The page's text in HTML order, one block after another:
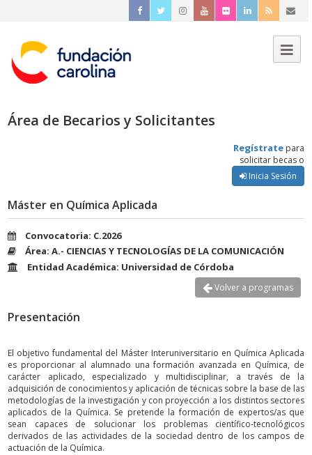
Área de Becarios y Solicitantes
Regístrate para
solicitar becas o
Inicia Sesión
Máster en Química Aplicada
Convocatoria: C.2026
Área: A.- CIENCIAS Y TECNOLOGÍAS DE LA COMUNICACIÓN
Entidad Académica: Universidad de Córdoba
Volver a programas
Presentación
El objetivo fundamental del Máster Interuniversitario en Química Aplicada
es proporcionar al alumnado una formación avanzada en Química, de
carácter aplicado, especializado y multidisciplinar, a través de la
adquisición de conocimientos y aplicación de técnicas sobre la base de las
metodologías de la investigación y con proyección a los distintos sectores
aplicados de la Química. Se pretende la formación de expertos/as que
sean capaces de solucionar los problemas científico‐tecnológicos
derivados de las actividades de la sociedad dentro de los campos de
actuación de la Química.